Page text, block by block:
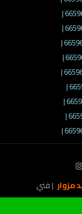
مزوار | فني